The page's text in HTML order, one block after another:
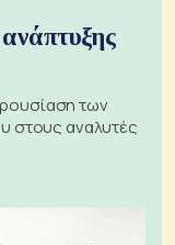
των
στους αναλυτές